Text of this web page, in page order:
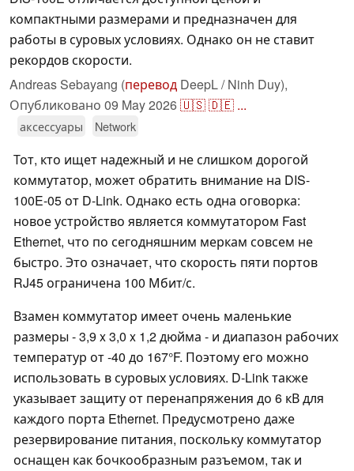
компактными размерами и предназначен для
работы в суровых условиях. Однако он не ставит
рекордов скорости.
Andreas Sebayang (перевод DeepL / Ninh Duy),
Опубликовано 09 May 2026🇺🇸🇩🇪 ...
аксессуары Network
Тот, кто ищет надежный и не слишком дорогой
коммутатор, может обратить внимание на DIS-
100E-05 от D-Link. Однако есть одна оговорка:
новое устройство является коммутатором Fast
Ethernet, что по сегодняшним меркам совсем не
быстро. Это означает, что скорость пяти портов
RJ45 ограничена 100 Мбит/с.
Взамен коммутатор имеет очень маленькие
размеры - 3,9 x 3,0 x 1,2 дюйма - и диапазон рабочих
температур от -40 до 167°F. Поэтому его можно
использовать в суровых условиях. D-Link также
указывает защиту от перенапряжения до 6 кВ для
каждого порта Ethernet. Предусмотрено даже
резервирование питания, поскольку коммутатор
оснащен как бочкообразным разъемом, так и